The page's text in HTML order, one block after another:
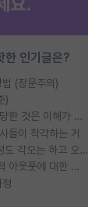
한 인기글은?
(장문주의)
)
대학원생들 교수에게 가스라이팅 당한 것은 이해가 갑니다. 안타깝네요.
들이 착각하는 거
석사입학예정생 분들! 제발 어느 정도 각오는 하고 오세요.
포스텍 억까에 대해 (동문의 학문적 아웃풋에 대한 반박)